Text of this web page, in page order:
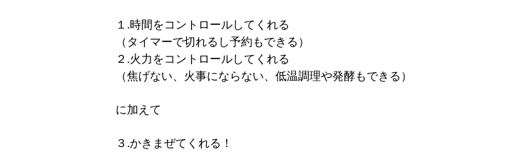
１.時間をコントロールしてくれる
（タイマーで切れるし予約もできる）
２.火力をコントロールしてくれる
（焦げない、火事にならない、低温調理や発酵もできる）
に加えて
３.かきまぜてくれる！